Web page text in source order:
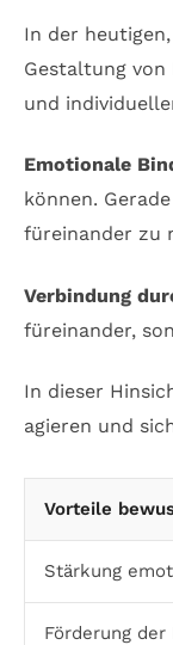
In der
Gestaltung
und
Emotionale
können.
füreinander zu
Verbindung
füreinander,
In dieser
agieren und
Vorteile
Stärkung
Förderung